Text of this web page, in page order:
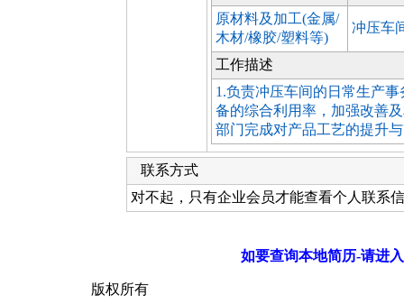
原材料及加工(金属/
木材/橡胶/塑料等)
冲压车
工作描述
1.负责冲压车间的日常生产
备的综合利用率，加强改善
部门完成对产品工艺的提升
联系方式
对不起，只有企业会员才能查看个人联系
如要查询本地简历-请进
版权所有